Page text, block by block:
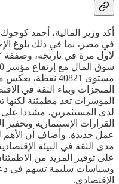
أكد وزير المالية، أحمد
لأول مرة في تاريخه، وصفقة
مستوى 40821
المنجزات وبناء الثقة في
المؤشرات تعد مطمئنة لكنها
لدى المستثمرين، مشددا
القرارات الإستثمارية
عمل جديدة. وأضاف أن
مدى الثقة في البيئة
على توفير المزيد من
وسياسات سليمة تسهم في دعم
الإقتصادي.